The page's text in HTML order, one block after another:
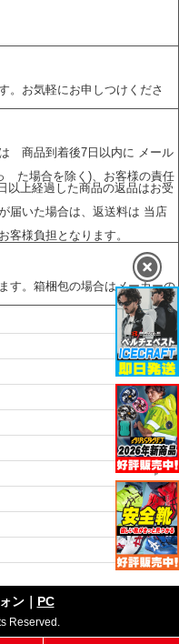
。お気軽にお申しつけくださ
商品到着後7日以内に メール
た場合を除く)、お客様の責任
以上経過した商品の返品はお受
届いた場合は、返送料は 当店
様負担となります。
す。箱梱包の場合はメーカーの
ン｜ PC
Reserved.